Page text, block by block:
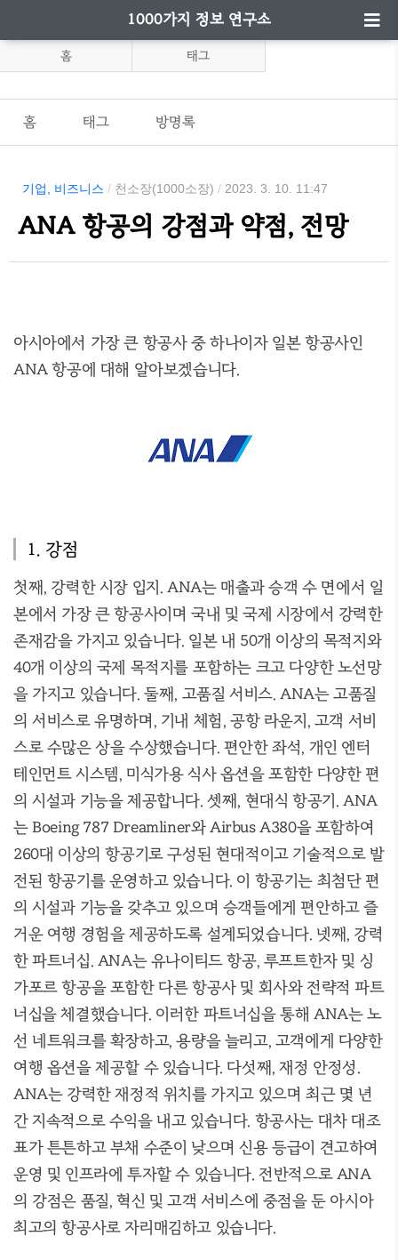
1000가지 정보 연구소
홈 태그
홈 태그 방명록
기업, 비즈니스 / 천소장(1000소장) / 2023. 3. 10. 11:47
ANA 항공의 강점과 약점, 전망
아시아에서 가장 큰 항공사 중 하나이자 일본 항공사인
ANA 항공에 대해 알아보겠습니다.
1. 강점
첫째, 강력한 시장 입지. ANA는 매출과 승객 수 면에서 일
본에서 가장 큰 항공사이며 국내 및 국제 시장에서 강력한
존재감을 가지고 있습니다. 일본 내 50개 이상의 목적지와
40개 이상의 국제 목적지를 포함하는 크고 다양한 노선망
을 가지고 있습니다. 둘째, 고품질 서비스. ANA는 고품질
의 서비스로 유명하며, 기내 체험, 공항 라운지, 고객 서비
스로 수많은 상을 수상했습니다. 편안한 좌석, 개인 엔터
테인먼트 시스템, 미식가용 식사 옵션을 포함한 다양한 편
의 시설과 기능을 제공합니다. 셋째, 현대식 항공기. ANA
는 Boeing 787 Dreamliner와 Airbus A380을 포함하여
260대 이상의 항공기로 구성된 현대적이고 기술적으로 발
전된 항공기를 운영하고 있습니다. 이 항공기는 최첨단 편
의 시설과 기능을 갖추고 있으며 승객들에게 편안하고 즐
거운 여행 경험을 제공하도록 설계되었습니다. 넷째, 강력
한 파트너십. ANA는 유나이티드 항공, 루프트한자 및 싱
가포르 항공을 포함한 다른 항공사 및 회사와 전략적 파트
너십을 체결했습니다. 이러한 파트너십을 통해 ANA는 노
선 네트워크를 확장하고, 용량을 늘리고, 고객에게 다양한
여행 옵션을 제공할 수 있습니다. 다섯째, 재정 안정성.
ANA는 강력한 재정적 위치를 가지고 있으며 최근 몇 년
간 지속적으로 수익을 내고 있습니다. 항공사는 대차 대조
표가 튼튼하고 부채 수준이 낮으며 신용 등급이 견고하여
운영 및 인프라에 투자할 수 있습니다. 전반적으로 ANA
의 강점은 품질, 혁신 및 고객 서비스에 중점을 둔 아시아
최고의 항공사로 자리매김하고 있습니다.